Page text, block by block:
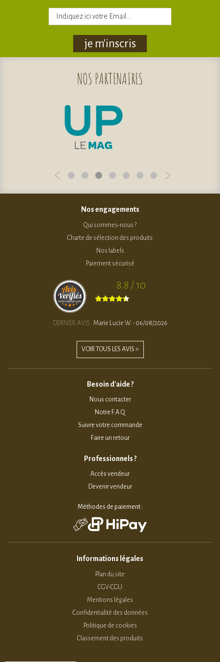
je m'inscris
NOS PARTENAIRES
Nos engagements
Qui sommes-nous ?
Charte de sélection des produits
Nos labels
Paiement sécurisé
8.8 / 10
DERNIER AVIS : Marie Lucie W. - 06/08/2026
VOIR TOUS LES AVIS >
Besoin d'aide ?
Nous contacter
Notre F.A.Q
Suivre votre commande
Faire un retour
Professionnels ?
Accès vendeur
Devenir vendeur
Méthodes de paiement :
Informations légales
Plan du site
CGV-CGU
Mentions légales
Confidentialité des données
Politique de cookies
Classement des produits